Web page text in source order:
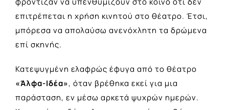
επιτρέπεται η χρήση κινητού στο θέατρο. Έτσι,
μπόρεσα να απολαύσω ανενόχλητη τα δρώμενα
επί σκηνής.
Κατεψυγμένη ελαφρώς έφυγα από το θέατρο
«Άλφα-Ιδέα», όταν βρέθηκα εκεί για μια
παράσταση, εν μέσω αρκετά ψυχρών ημερών.